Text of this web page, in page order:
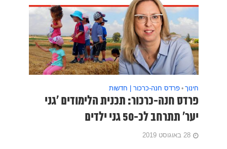
חינוך • פרדס חנה-כרכור | חדשות
פרדס חנה-כרכור: תכנית הלימודים 'גני
יער' תתרחב לכ-50 גני ילדים
28 באוגוסט 2019